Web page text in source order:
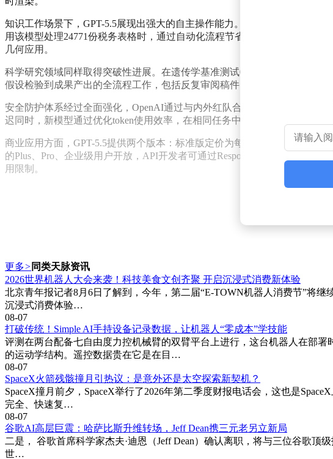
知识工作场景下，GPT-5.5展现出强大的自主操作能力。在未经提示优化的
用该模型处理24771份税务表格时，通过自动化流程节省了两周工作时间。
几何应用。
科学研究领域同样取得突破性进展。在遗传学基准测试GeneBench中，
假设检验到成果产出的全流程工作，包括反复审阅稿件、压力测试技术论证
安全防护体系经过全面强化，OpenAI通过与内外红队合作，针对高级网络
迟同时，新模型通过优化token使用效率，在相同任务中消耗的资源显著减少
商业应用方面，GPT-5.5提供两个版本：标准版定价为每百万输入token 5美
的Plus、Pro、企业级用户开放，API开发者可通过Responses API和Chat
用限制。
更多> 同类天脉资讯
2026世界机器人大会来袭！科技美食文创齐聚 开启沉浸式消费新体验
北京青年报记者8月6日了解到，今年，第二届“E-TOWN机器人消费节”将
沉浸式消费体验…
08-07
打破传统！Simple AI手持设备记录数据，让机器人“零成本”学技能
评测在两台配备七自由度力控机械臂的双臂平台上进行，这台机器人在部
的运动学结构。遥控数据贵在它是在目…
08-07
SpaceX火箭残骸撞月引热议：是意外还是太空探索新契机？
SpaceX撞月前夕，SpaceX举行了2026年第二季度财报电话会，这也是
完全、快速复…
08-07
谷歌AI高层巨震：哈萨比斯升维转场，Jeff Dean携三元老另立新局
二是， 谷歌首席科学家杰夫·迪恩（Jeff Dean）确认离职，将与三位谷歌
世…